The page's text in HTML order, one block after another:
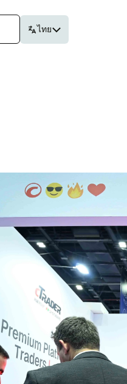
ไทย